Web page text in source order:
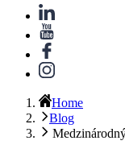
Home
Blog